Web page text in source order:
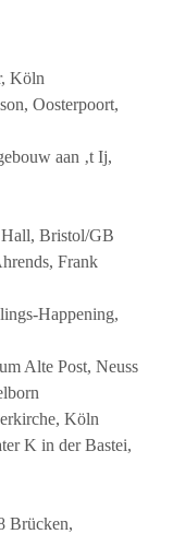
Köln
Oosterpoort,
aan ‚t Ij,
Bristol/GB
Frank
Happening,
Alte Post, Neuss
Köln
K in der Bastei,
Brücken,